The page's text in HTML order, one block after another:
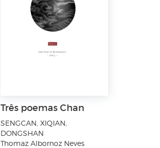
Três poemas Chan
SENGCAN, XIQIAN,
DONGSHAN
Thomaz Albornoz Neves